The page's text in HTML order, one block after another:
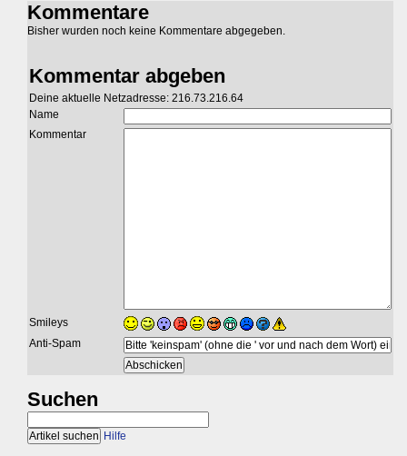
Kommentare
Bisher wurden noch keine Kommentare abgegeben.
Kommentar abgeben
Deine aktuelle Netzadresse: 216.73.216.64
Name
Kommentar
Smileys
Anti-Spam
Suchen
Hilfe